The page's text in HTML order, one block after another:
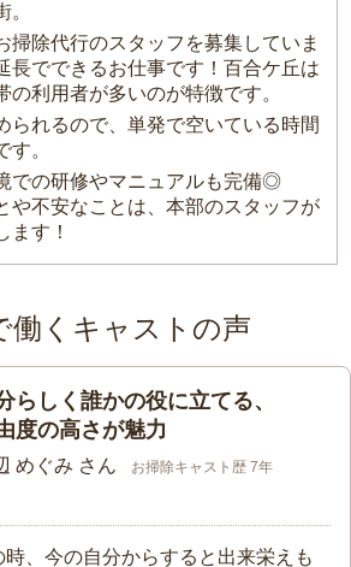
掃除代行のスタッフを募集していま
長でできるお仕事です！百合ケ丘は
の利用者が多いのが特徴です。
られるので、単発で空いている時間
す。
での研修やマニュアルも完備◎
や不安なことは、本部のスタッフが
ます！
働くキャストの声
らしく誰かの役に立てる、
度の高さが魅力
めぐみ さん お掃除キャスト歴 7年
、今の自分からすると出来栄えも